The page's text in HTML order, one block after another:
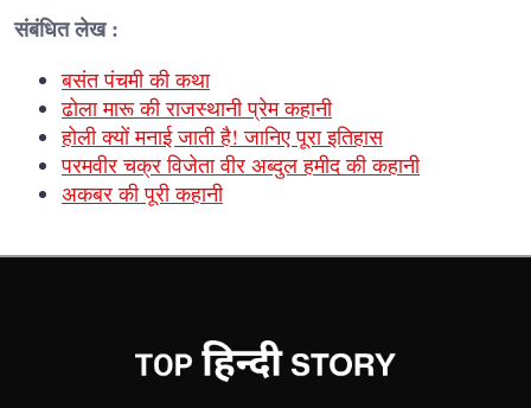
संबंधित लेख :
बसंत पंचमी की कथा
ढोला मारू की राजस्थानी प्रेम कहानी
होली क्यों मनाई जाती है! जानिए पूरा इतिहास
परमवीर चक्र विजेता वीर अब्दुल हमीद की कहानी
अकबर की पूरी कहानी